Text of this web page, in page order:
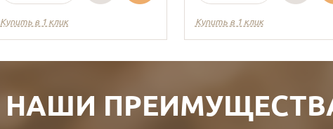
Купить в 1 клик Купить в 1 клик
НАШИ